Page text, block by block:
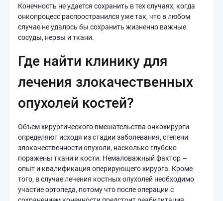
Конечность не удается сохранить в тех случаях, когда
онкопроцесс распространился уже так, что в любом
случае не удалось бы сохранить жизненно важные
сосуды, нервы и ткани.
Где найти клинику для
лечения злокачественных
опухолей костей?
Объем хирургического вмешательства онкохирурги
определяют исходя из стадии заболевания, степени
злокачественности опухоли, насколько глубоко
поражены ткани и кости. Немаловажный фактор —
опыт и квалификация оперирующего хирурга. Кроме
того, в случае лечения костных опухолей необходимо
участие ортопеда, потому что после операции с